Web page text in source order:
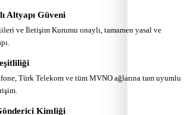
Altyapı Güveni
ve İletişim Kurumu onaylı, tamamen yasal ve
Türk Telekom ve tüm MVNO ağlarına tam uyumlu
Kimliği